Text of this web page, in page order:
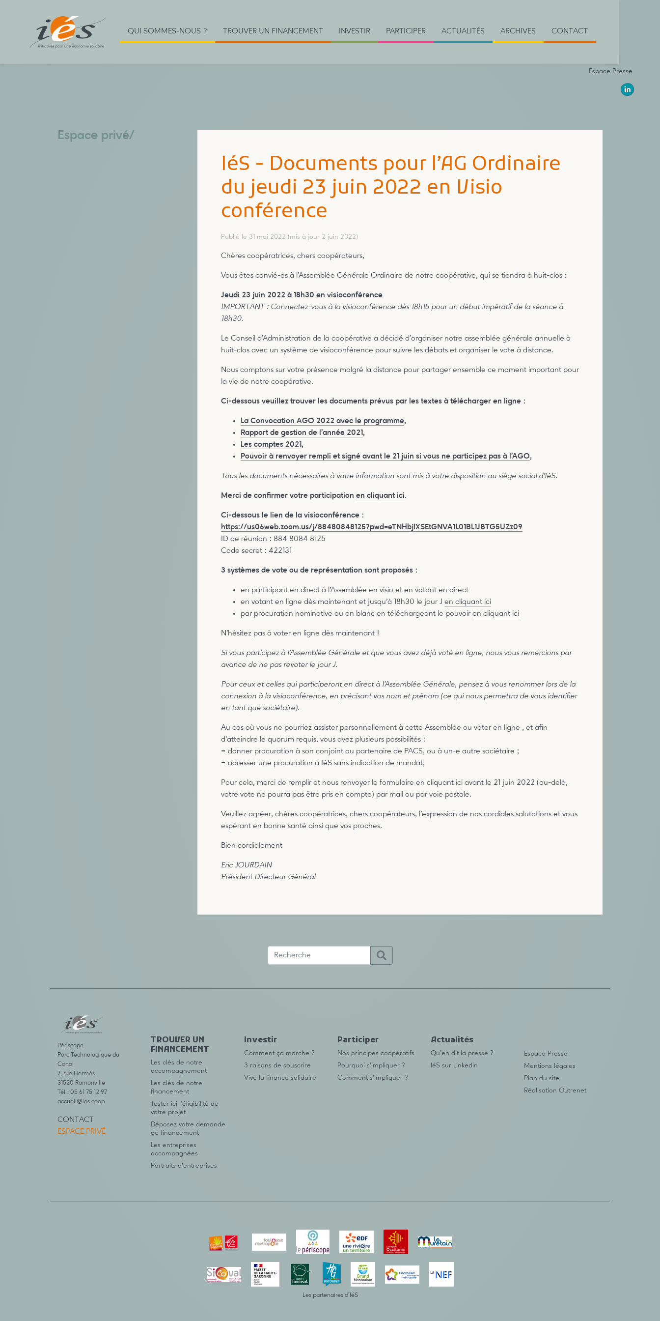
QUI SOMMES-NOUS ? TROUVER UN FINANCEMENT INVESTIR PARTICIPER ACTUALITÉS ARCHIVES CONTACT
Espace Presse
IéS - Documents pour l’AG Ordinaire
du jeudi 23 juin 2022 en Visio
conférence
Publié le 31 mai 2022 (mis à jour 2 juin 2022)
Chères coopératrices, chers coopérateurs,
Vous êtes convié-es à l’Assemblée Générale Ordinaire de notre coopérative, qui se tiendra à huit-clos :
Jeudi 23 juin 2022 à 18h30 en visioconférence
IMPORTANT : Connectez-vous à la visioconférence dès 18h15 pour un début impératif de la séance à
18h30.
Le Conseil d’Administration de la coopérative a décidé d’organiser notre assemblée générale annuelle à
huit-clos avec un système de visioconférence pour suivre les débats et organiser le vote à distance.
Nous comptons sur votre présence malgré la distance pour partager ensemble ce moment important pour
la vie de notre coopérative.
Ci-dessous veuillez trouver les documents prévus par les textes à télécharger en ligne :
La Convocation AGO 2022 avec le programme,
Rapport de gestion de l’année 2021,
Les comptes 2021,
Pouvoir à renvoyer rempli et signé avant le 21 juin si vous ne participez pas à l’AGO,
Tous les documents nécessaires à votre information sont mis à votre disposition au siège social d’IéS.
Merci de confirmer votre participation en cliquant ici.
Ci-dessous le lien de la visioconférence :
https://us06web.zoom.us/j/88480848125?pwd=eTNHbjlXSEtGNVA1L01BL1JBTG5UZz09
ID de réunion : 884 8084 8125
Code secret : 422131
3 systèmes de vote ou de représentation sont proposés :
en participant en direct à l’Assemblée en visio et en votant en direct
en votant en ligne dès maintenant et jusqu’à 18h30 le jour J en cliquant ici
par procuration nominative ou en blanc en téléchargeant le pouvoir en cliquant ici
N’hésitez pas à voter en ligne dès maintenant !
Si vous participez à l’Assemblée Générale et que vous avez déjà voté en ligne, nous vous remercions par
avance de ne pas revoter le jour J.
Pour ceux et celles qui participeront en direct à l’Assemblée Générale, pensez à vous renommer lors de la
connexion à la visioconférence, en précisant vos nom et prénom (ce qui nous permettra de vous identifier
en tant que sociétaire).
Au cas où vous ne pourriez assister personnellement à cette Assemblée ou voter en ligne , et afin
d’atteindre le quorum requis, vous avez plusieurs possibilités :
– donner procuration à son conjoint ou partenaire de PACS, ou à un-e autre sociétaire ;
– adresser une procuration à IéS sans indication de mandat,
Pour cela, merci de remplir et nous renvoyer le formulaire en cliquant ici avant le 21 juin 2022 (au-delà,
votre vote ne pourra pas être pris en compte) par mail ou par voie postale.
Veuillez agréer, chères coopératrices, chers coopérateurs, l’expression de nos cordiales salutations et vous
espérant en bonne santé ainsi que vos proches.
Bien cordialement
Eric JOURDAIN
Président Directeur Général
Espace privé/
Périscope
Parc Technologique du
Canal
7, rue Hermès
31520 Ramonville
Tél : 05 61 75 12 97
accueil@ies.coop
CONTACT
ESPACE PRIVÉ
TROUVER UN
FINANCEMENT
Les clés de notre
accompagnement
Les clés de notre
financement
Tester ici l’éligibilité de
votre projet
Déposez votre demande
de financement
Les entreprises
accompagnées
Portraits d’entreprises
Investir
Comment ça marche ?
3 raisons de souscrire
Vive la finance solidaire
Participer
Nos principes coopératifs
Pourquoi s’impliquer ?
Comment s’impliquer ?
Actualités
Qu’en dit la presse ?
IéS sur Linkedin
Espace Presse
Mentions légales
Plan du site
Réalisation Outrenet
Les partenaires d’IéS